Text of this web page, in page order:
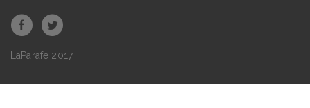
LaParafe 2017